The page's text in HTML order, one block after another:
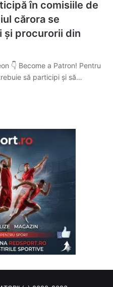
în comisiile de
cărora se
și procurorii din
👇 Become a Patron! Pentru
să participi și să…